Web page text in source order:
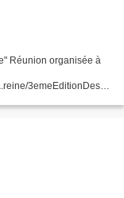
Réunion organisée à
3emeEditionDesC